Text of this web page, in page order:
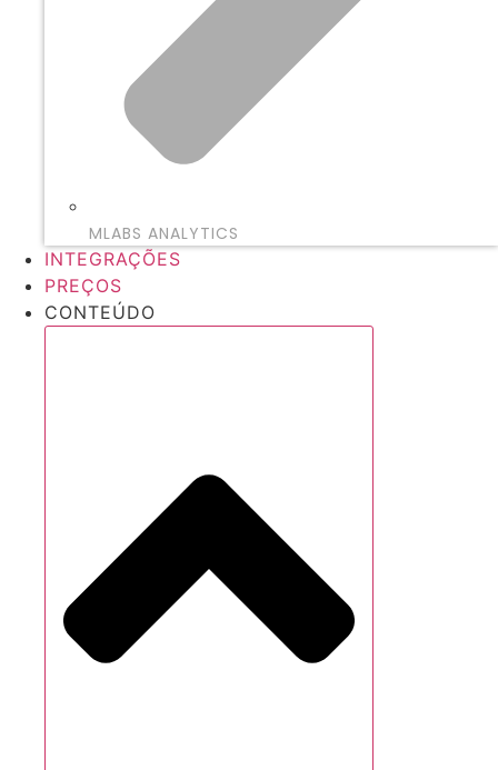
MLABS ANALYTICS
INTEGRAÇÕES
PREÇOS
CONTEÚDO